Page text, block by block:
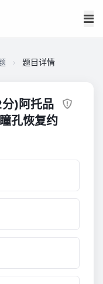
题目详情
)阿托品
孔恢复约